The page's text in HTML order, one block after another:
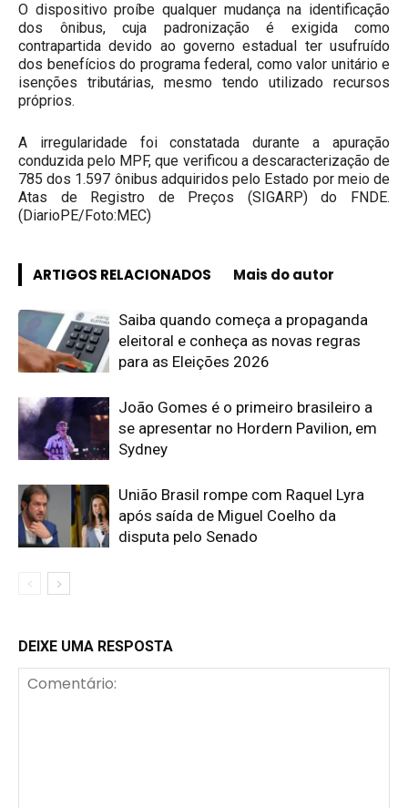
O dispositivo proíbe qualquer mudança na identificação
dos ônibus, cuja padronização é exigida como
contrapartida devido ao governo estadual ter usufruído
dos benefícios do programa federal, como valor unitário e
isenções tributárias, mesmo tendo utilizado recursos
próprios.
A irregularidade foi constatada durante a apuração
conduzida pelo MPF, que verificou a descaracterização de
785 dos 1.597 ônibus adquiridos pelo Estado por meio de
Atas de Registro de Preços (SIGARP) do FNDE.
(DiarioPE/Foto:MEC)
ARTIGOS RELACIONADOS Mais do autor
Saiba quando começa a propaganda
eleitoral e conheça as novas regras
para as Eleições 2026
João Gomes é o primeiro brasileiro a
se apresentar no Hordern Pavilion, em
Sydney
União Brasil rompe com Raquel Lyra
após saída de Miguel Coelho da
disputa pelo Senado
DEIXE UMA RESPOSTA